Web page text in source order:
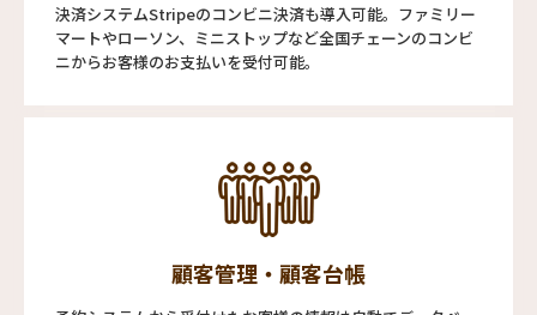
決済システムStripeのコンビニ決済も導入可能。ファミリー
マートやローソン、ミニストップなど全国チェーンのコンビ
ニからお客様のお支払いを受付可能。
顧客管理・顧客台帳